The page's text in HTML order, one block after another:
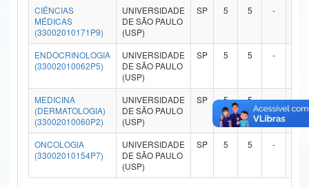
Ministério da Ciência, Tecnologia, Inovações e Comunicações
Ministério do Meio Ambiente
Ministério do Turismo
Ministério do Desenvolvimento Regional
Controladoria-Geral da União
Ministério da Mulher, da Família e dos Direitos Humanos
CIÊNCIAS
MÉDICAS
(33002010171P9)
UNIVERSIDADE
DE SÃO PAULO
(USP)
SP 5 5 -
ENDOCRINOLOGIA
(33002010062P5)
UNIVERSIDADE
DE SÃO PAULO
(USP)
SP 5 5 -
MEDICINA
(DERMATOLOGIA)
(33002010060P2)
UNIVERSIDADE
DE SÃO PAULO
(USP)
SP 5 5 - -
ONCOLOGIA
(33002010154P7)
UNIVERSIDADE
DE SÃO PAULO
(USP)
SP 5 5 -